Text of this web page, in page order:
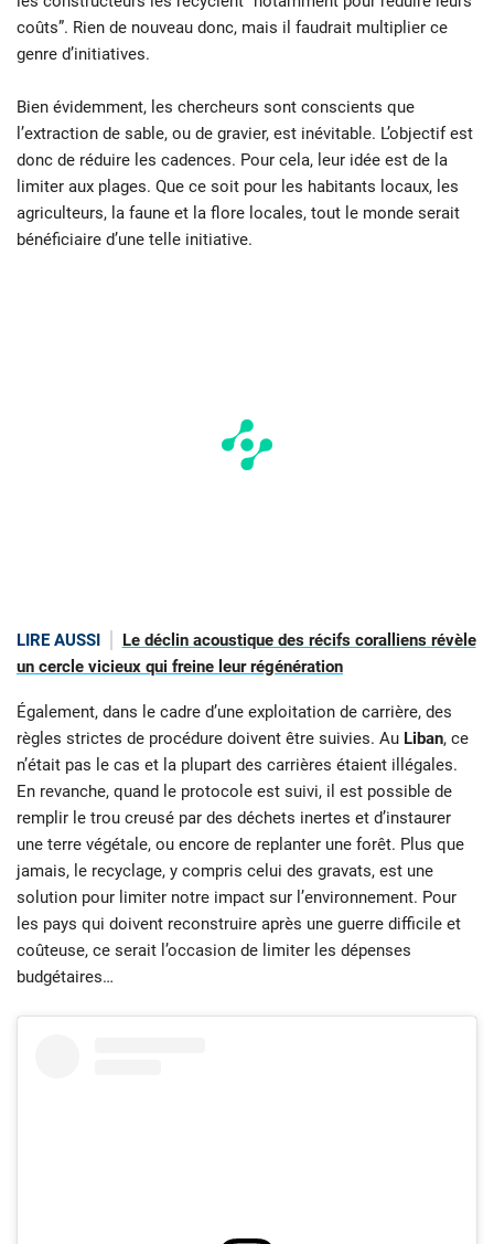
coûts”. Rien de nouveau donc, mais il faudrait multiplier ce
genre d’initiatives.
Bien évidemment, les chercheurs sont conscients que
l’extraction de sable, ou de gravier, est inévitable. L’objectif est
donc de réduire les cadences. Pour cela, leur idée est de la
limiter aux plages. Que ce soit pour les habitants locaux, les
agriculteurs, la faune et la flore locales, tout le monde serait
bénéficiaire d’une telle initiative.
LIRE AUSSI
Le déclin acoustique des récifs coralliens révèle
un cercle vicieux qui freine leur régénération
Également, dans le cadre d’une exploitation de carrière, des
règles strictes de procédure doivent être suivies. Au Liban, ce
n’était pas le cas et la plupart des carrières étaient illégales.
En revanche, quand le protocole est suivi, il est possible de
remplir le trou creusé par des déchets inertes et d’instaurer
une terre végétale, ou encore de replanter une forêt. Plus que
jamais, le recyclage, y compris celui des gravats, est une
solution pour limiter notre impact sur l’environnement. Pour
les pays qui doivent reconstruire après une guerre difficile et
coûteuse, ce serait l’occasion de limiter les dépenses
budgétaires…